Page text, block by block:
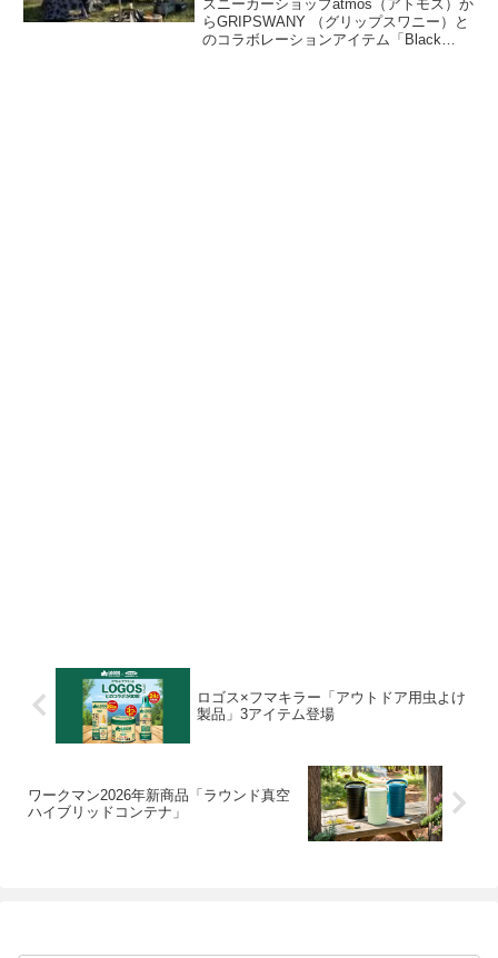
スニーカーショップatmos（アトモス）か
らGRIPSWANY （グリップスワニー）と
のコラボレーションアイテム「Black
ロゴス×フマキラー「アウトドア用虫よけ
製品」3アイテム登場
ワークマン2026年新商品「ラウンド真空
ハイブリッドコンテナ」